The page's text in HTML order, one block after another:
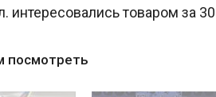
интересовались товаром за
посмотреть